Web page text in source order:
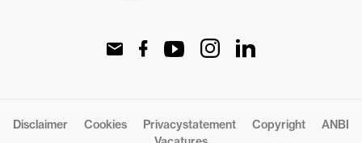
Disclaimer Cookies Privacystatement Copyright
ANBI